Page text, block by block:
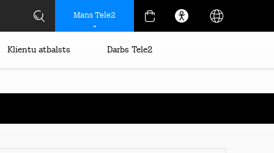
Mans Tele2
Klientu atbalsts Darbs Tele2